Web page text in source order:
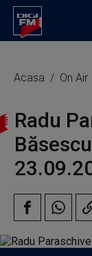
Acasa On Air
Radu